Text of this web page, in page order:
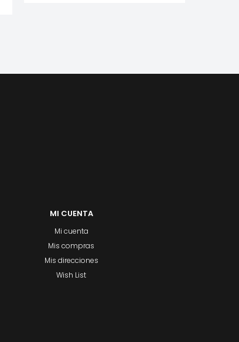
MI CUENTA
Mi cuenta
Mis compras
Mis direcciones
Wish List